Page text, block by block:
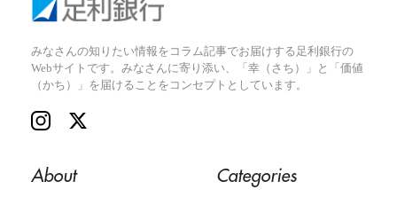
みなさんの知りたい情報をコラム記事でお届けする足利銀行の
Webサイトです。みなさんに寄り添い、「幸（さち）」と「価値
（かち）」を届けることをコンセプトとしています。
About Categories